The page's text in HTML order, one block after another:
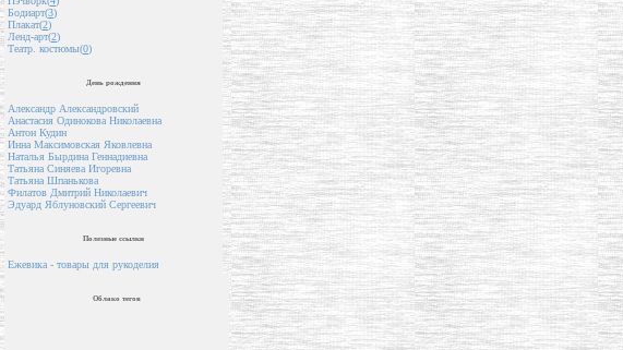
Бодиарт(3)
Плакат(2)
Ленд-арт(2)
Театр. костюмы(0)
День рождения
Александр Александровский
Анастасия Одинокова Николаевна
Антон Кудин
Инна Максимовская Яковлевна
Наталья Бырдина Геннадиевна
Татьяна Синяева Игоревна
Татьяна Шпанькова
Филатов Дмитрий Николаевич
Эдуард Яблуновский Сергеевич
Полезные ссылки
Ежевика - товары для рукоделия
Облако тегов